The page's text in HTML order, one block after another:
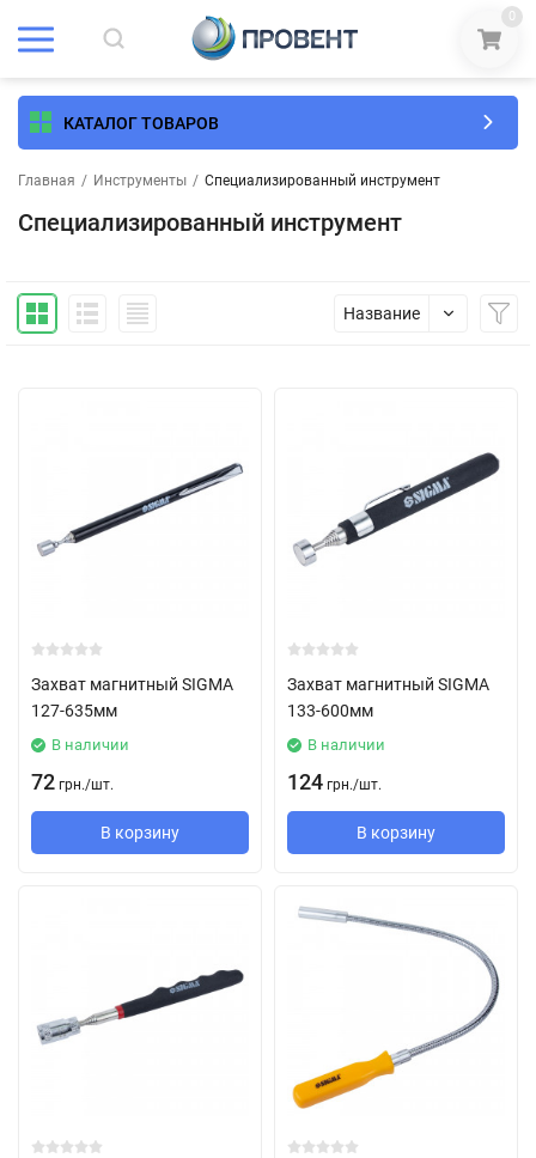
0
КАТАЛОГ ТОВАРОВ
Главная / Инструменты / Специализированный инструмент
Специализированный инструмент
Название
Захват магнитный SIGMA
127-635мм
В наличии
72 грн./шт.
В корзину
Захват магнитный SIGMA
133-600мм
В наличии
124 грн./шт.
В корзину